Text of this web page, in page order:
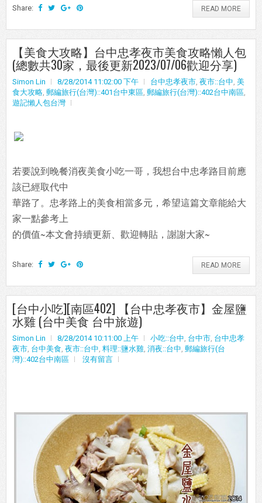
Share: READ MORE
【美食大攻略】台中忠孝夜市美食攻略懶人包
(總數共30家，最後更新2023/07/06歡迎分享)
Simon Lin 8/28/2014 11:02:00 下午 台中忠孝夜市 夜市::台中 美
食大攻略 郵編旅行(台灣)::401台中東區 郵編旅行(台灣)::402台中南區
遊記懶人包台灣
若要說到晚餐消夜美食小吃一哥，我想台中忠孝路目前應
該已經取代中
華路了。忠孝路上的美食相當多元，希望這篇文章能給大
家一點參考上
的價值~本文會持續更新、歡迎轉貼，謝謝大家~
Share: READ MORE
[台中小吃][南區402] 【台中忠孝夜市】金屋鹽
水雞 (台中美食 台中旅遊)
Simon Lin 8/28/2014 10:11:00 上午 小吃::台中 台中市 台中忠孝
夜市 台中美食 夜市::台中 料理::鹽水雞 消夜::台中 郵編旅行(台
灣)::402台中南區
沒有留言